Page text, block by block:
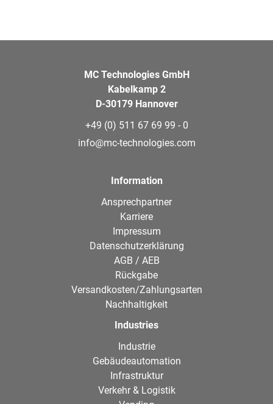
MC Technologies GmbH
Kabelkamp 2
D-30179 Hannover
+49 (0) 511 67 69 99 - 0
info@mc-technologies.com
Information
Ansprechpartner
Karriere
Impressum
Datenschutzerklärung
AGB / AEB
Rückgabe
Versandkosten/Zahlungsarten
Nachhaltigkeit
Industries
Industrie
Gebäudeautomation
Infrastruktur
Verkehr & Logistik